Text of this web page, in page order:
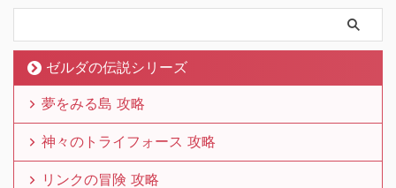
ゼルダの伝説シリーズ
夢をみる島 攻略
神々のトライフォース 攻略
リンクの冒険 攻略